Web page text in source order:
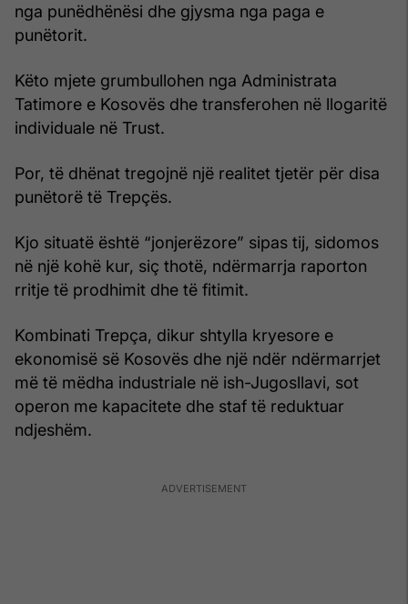
nga punëdhënësi dhe gjysma nga paga e
punëtorit.
Këto mjete grumbullohen nga Administrata
Tatimore e Kosovës dhe transferohen në llogaritë
individuale në Trust.
Por, të dhënat tregojnë një realitet tjetër për disa
punëtorë të Trepçës.
Kjo situatë është “jonjerëzore” sipas tij, sidomos
në një kohë kur, siç thotë, ndërmarrja raporton
rritje të prodhimit dhe të fitimit.
Kombinati Trepça, dikur shtylla kryesore e
ekonomisë së Kosovës dhe një ndër ndërmarrjet
më të mëdha industriale në ish-Jugosllavi, sot
operon me kapacitete dhe staf të reduktuar
ndjeshëm.